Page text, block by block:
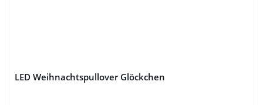
LED Weihnachtspullover Glöckchen